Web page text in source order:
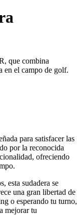
que combina
en el campo de golf.
para satisfacer las
por la reconocida
ofreciendo
esta sudadera se
una gran libertad de
o esperando tu turno,
mejorar tu